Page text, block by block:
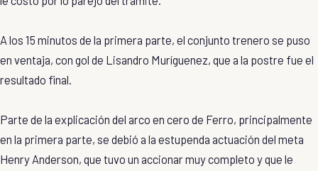
A los 15 minutos de la primera parte, el conjunto trenero se puso
en ventaja, con gol de Lisandro Muríguenez, que a la postre fue el
resultado final.
Parte de la explicación del arco en cero de Ferro, principalmente
en la primera parte, se debió a la estupenda actuación del meta
Henry Anderson, que tuvo un accionar muy completo y que le